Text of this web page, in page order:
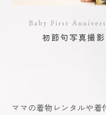
Baby First
初節句写真撮影
ママの着物レンタルや